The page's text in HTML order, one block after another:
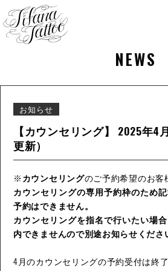
NEWS
お知らせ
【カウンセリング】 2025年4
更新）
※カウンセリングのご予約希望のお客
カウンセリングの専用予約枠のため
予約はできません。
カウンセリングを指名で行いたい場
内できませんので別途お知らせくださ
4月のカウンセリングの予約受付は終了